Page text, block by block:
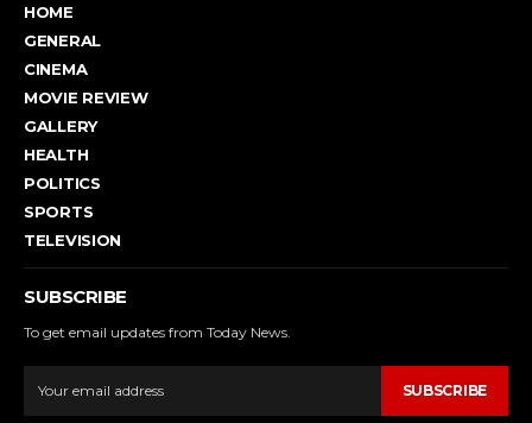
HOME
GENERAL
CINEMA
MOVIE REVIEW
GALLERY
HEALTH
POLITICS
SPORTS
TELEVISION
SUBSCRIBE
To get email updates from Today News.
SUBSCRIBE